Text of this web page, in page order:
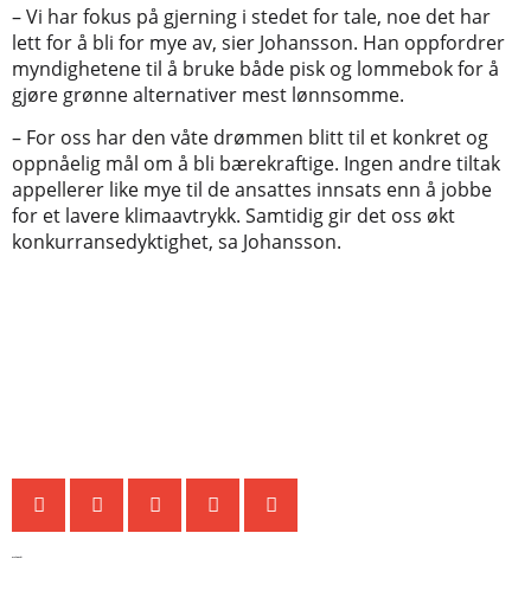
– Vi har fokus på gjerning i stedet for tale, noe det har
lett for å bli for mye av, sier Johansson. Han oppfordrer
myndighetene til å bruke både pisk og lommebok for å
gjøre grønne alternativer mest lønnsomme.
– For oss har den våte drømmen blitt til et konkret og
oppnåelig mål om å bli bærekraftige. Ingen andre tiltak
appellerer like mye til de ansattes innsats enn å jobbe
for et lavere klimaavtrykk. Samtidig gir det oss økt
konkurransedyktighet, sa Johansson.